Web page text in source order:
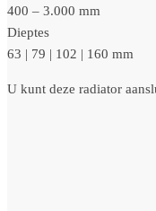
400 – 3.000 mm
Dieptes
63 | 79 | 102 | 160 mm
U kunt deze radiator